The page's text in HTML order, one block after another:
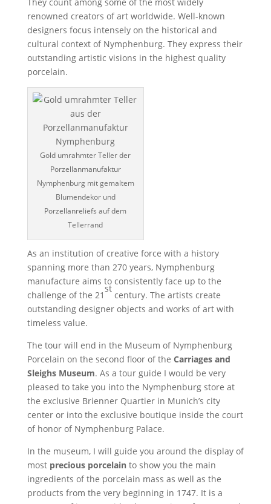
renowned creators of art worldwide. Well-known
designers focus intensely on the historical and
cultural context of Nymphenburg. They express their
outstanding artistic visions in the highest quality
porcelain.
Gold umrahmter Teller der
Porzellanmanufaktur
Nymphenburg mit gemaltem
Blumendekor und
Porzellanreliefs auf dem
Tellerrand
As an institution of creative force with a history
spanning more than 270 years, Nymphenburg
manufacture aims to consistently face up to the
challenge of the 21
st
century. The artists create
outstanding designer objects and works of art with
timeless value.
The tour will end in the Museum of Nymphenburg
Porcelain on the second floor of the Carriages and
Sleighs Museum. As a tour guide I would be very
pleased to take you into the Nymphenburg store at
the exclusive Brienner Quartier in Munich’s city
center or into the exclusive boutique inside the court
of honor of Nymphenburg Palace.
In the museum, I will guide you around the display of
most precious porcelainto show you the main
ingredients of the porcelain mass as well as the
products from the very beginning in 1747. It is a